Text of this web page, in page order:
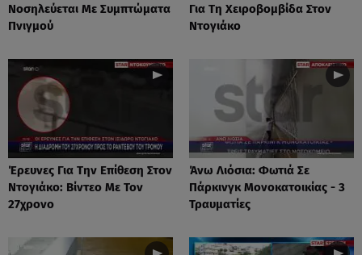
Νοσηλεύεται Με Συμπτώματα
Πνιγμού
Για Τη Χειροβομβίδα Στον
Ντογιάκο
Έρευνες Για Την Επίθεση Στον
Ντογιάκο: Βίντεο Με Τον
27χρονο
Άνω Λιόσια: Φωτιά Σε
Πάρκινγκ Μονοκατοικίας - 3
Τραυματίες